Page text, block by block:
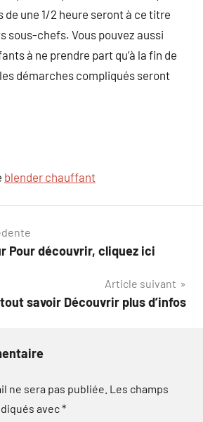
de une 1/2 heure seront à ce titre
sous-chefs. Vous pouvez aussi
à ne prendre part qu’à la fin de
démarches compliqués seront
blender chauffant
Pour découvrir, cliquez ici
Article suivant
savoir Découvrir plus d’infos
ne sera pas publiée. Les champs
avec*